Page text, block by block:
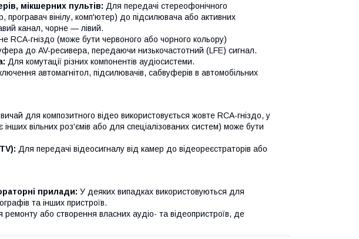
мікшерних пультів: Для передачі стереофонічного
програвач вінілу, комп'ютер) до підсилювача або активних
канал, чорне — лівий.
RCA-гніздо (може бути червоного або чорного кольору)
до AV-ресивера, передаючи низькочастотний (LFE) сигнал.
Для комутації різних компонентів аудіосистеми.
автомагнітол, підсилювачів, сабвуферів в автомобільних
для композитного відео використовується жовте RCA-гніздо, у
вільних роз'ємів або для спеціалізованих систем) може бути
Для передачі відеосигналу від камер до відеореєстраторів або
прилади: У деяких випадках використовуються для
та інших пристроїв.
ремонту або створення власних аудіо- та відеопристроїв, де